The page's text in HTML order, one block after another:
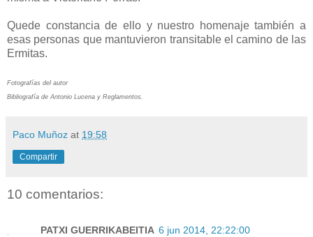
Quede constancia de ello y nuestro homenaje también a
esas personas que mantuvieron transitable el camino de las
Ermitas.
Fotografías del autor
Bibliografía de Antonio Lucena y Reglamentos.
Paco Muñoz at 19:58
Compartir
10 comentarios:
PATXI GUERRIKABEITIA 6 jun 2014, 22:22:00